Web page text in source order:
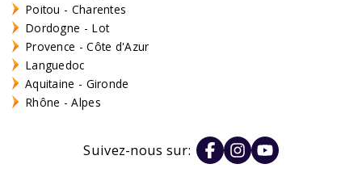
Poitou - Charentes
Dordogne - Lot
Provence - Côte d'Azur
Languedoc
Aquitaine - Gironde
Rhône - Alpes
Suivez-nous sur: